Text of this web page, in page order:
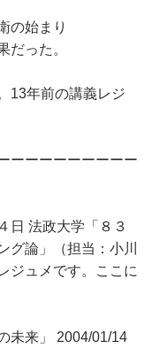
始まり
だった。
13年前の講義レジ
ーーーーーーーーー
日 法政大学「８３
グ論」（担当：小川
ジュメです。ここに
未来」 2004/01/14